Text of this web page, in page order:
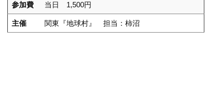
参加費 当日 1,500円
主催 関東『地球村』 担当：柿沼